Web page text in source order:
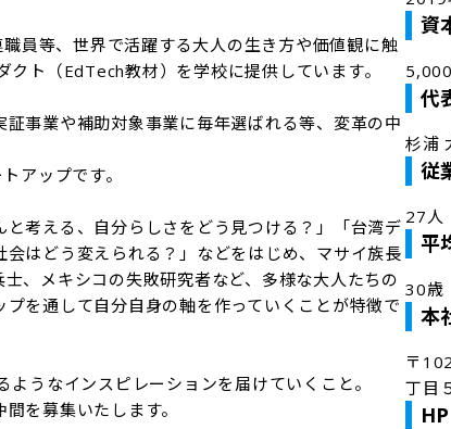
員等、世界で活躍する大人の生き方や価値観に触
ト（EdTech教材）を学校に提供しています。
事業や補助対象事業に毎年選ばれる等、変革の中
アップです。
考える、自分らしさをどう見つける？」「台湾デ
はどう変えられる？」などをはじめ、マサイ族長
、メキシコの失敗研究者など、多様な大人たちの
を通して自分自身の軸を作っていくことが特徴で
うなインスピレーションを届けていくこと。
を募集いたします。
資
代
杉浦
従
27人
平
30歳
本
〒
丁目
HP